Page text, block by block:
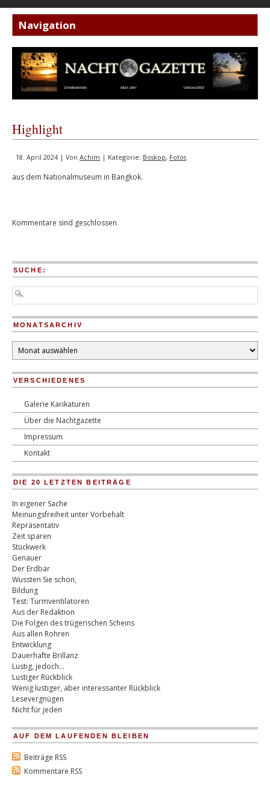
Highlight
18. April 2024 | Von Achim | Kategorie: Boskop, Fotos
aus dem Nationalmuseum in Bangkok.
Kommentare sind geschlossen
SUCHE:
MONATSARCHIV
Monatsarchiv
VERSCHIEDENES
Galerie Karikaturen
Über die Nachtgazette
Impressum
Kontakt
DIE 20 LETZTEN BEITRÄGE
In eigener Sache
Meinungsfreiheit unter Vorbehalt
Repräsentativ
Zeit sparen
Stückwerk
Genauer
Der Erdbär
Wussten Sie schon,
Bildung
Test: Turmventilatoren
Aus der Redaktion
Die Folgen des trügerischen Scheins
Aus allen Rohren
Entwicklung
Dauerhafte Brillanz
Lustig, jedoch…
Lustiger Rückblick
Wenig lustiger, aber interessanter Rückblick
Lesevergnügen
Nicht für jeden
AUF DEM LAUFENDEN BLEIBEN
Beiträge RSS
Kommentare RSS